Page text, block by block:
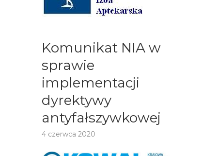
Komunikat NIA w
sprawie
implementacji
dyrektywy
antyfałszywkowej
4 czerwca 2020